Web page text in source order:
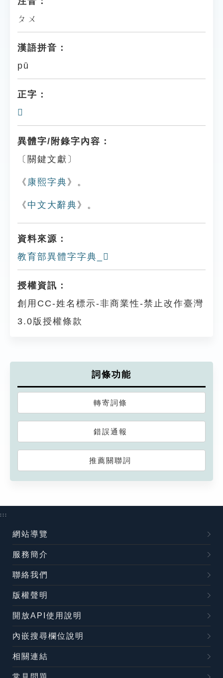
ㄆㄨ
漢語拼音：
pū
正字：
𪔿
異體字/附錄字內容：
〔關鍵文獻〕
《 康熙字典 》。
《 中文大辭典 》。
資料來源：
教育部異體字字典_𪕂
授權資訊：
創用CC-姓名標示-非商業性-禁止改作臺灣
3.0版授權條款
詞條功能
轉寄詞條
錯誤通報
推薦關聯詞
:::
網站導覽
服務簡介
聯絡我們
版權聲明
開放API使用說明
內嵌搜尋欄位說明
相關連結